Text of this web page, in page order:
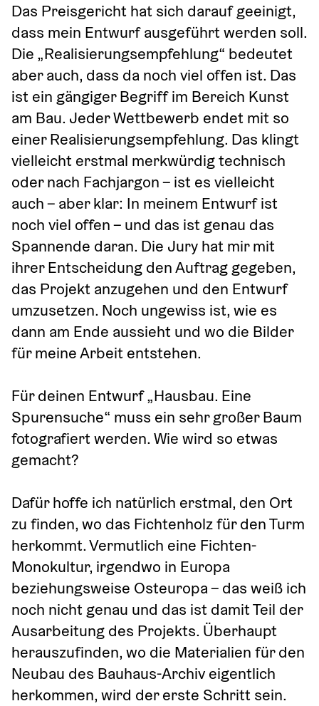
Das Preisgericht hat sich darauf geeinigt,
dass mein Entwurf ausgeführt werden soll.
Die „Realisierungsempfehlung“ bedeutet
aber auch, dass da noch viel offen ist. Das
ist ein gängiger Begriff im Bereich Kunst
am Bau. Jeder Wettbewerb endet mit so
einer Realisierungsempfehlung. Das klingt
vielleicht erstmal merkwürdig technisch
oder nach Fachjargon – ist es vielleicht
auch – aber klar: In meinem Entwurf ist
noch viel offen – und das ist genau das
Spannende daran. Die Jury hat mir mit
ihrer Entscheidung den Auftrag gegeben,
das Projekt anzugehen und den Entwurf
umzusetzen. Noch ungewiss ist, wie es
dann am Ende aussieht und wo die Bilder
für meine Arbeit entstehen.
Für deinen Entwurf „Hausbau. Eine
Spurensuche“ muss ein sehr großer Baum
fotografiert werden. Wie wird so etwas
gemacht?
Dafür hoffe ich natürlich erstmal, den Ort
zu finden, wo das Fichtenholz für den Turm
herkommt. Vermutlich eine Fichten-
Monokultur, irgendwo in Europa
beziehungsweise Osteuropa – das weiß ich
noch nicht genau und das ist damit Teil der
Ausarbeitung des Projekts. Überhaupt
herauszufinden, wo die Materialien für den
Neubau des Bauhaus-Archiv eigentlich
herkommen, wird der erste Schritt sein.